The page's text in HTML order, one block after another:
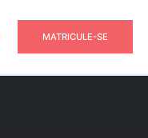
MATRICULE-SE